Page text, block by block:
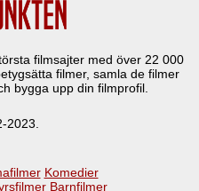
filmsajter med över 22 000
filmer, samla de filmer
bygga upp din filmprofil.
2023.
Komedier
Barnfilmer